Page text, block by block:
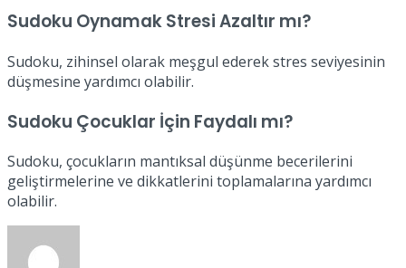
Sudoku Oynamak Stresi Azaltır mı?
Sudoku, zihinsel olarak meşgul ederek stres seviyesinin
düşmesine yardımcı olabilir.
Sudoku Çocuklar İçin Faydalı mı?
Sudoku, çocukların mantıksal düşünme becerilerini
geliştirmelerine ve dikkatlerini toplamalarına yardımcı
olabilir.